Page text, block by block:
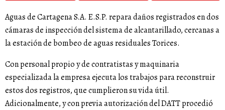
Aguas de Cartagena S.A. E.S.P. repara daños registrados en dos
cámaras de inspección del sistema de alcantarillado, cercanas a
la estación de bombeo de aguas residuales Torices.
Con personal propio y de contratistas y maquinaria
especializada la empresa ejecuta los trabajos para reconstruir
estos dos registros, que cumplieron su vida útil.
Adicionalmente, y con previa autorización del DATT procedió